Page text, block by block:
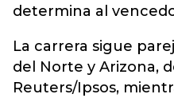
determina al
La carrera sigue
del Norte y Arizona,
Reuters/Ipsos,